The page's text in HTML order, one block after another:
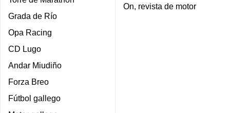
Grada de Río
Opa Racing
CD Lugo
Andar Miudiño
Forza Breo
Fútbol gallego
On, revista de motor